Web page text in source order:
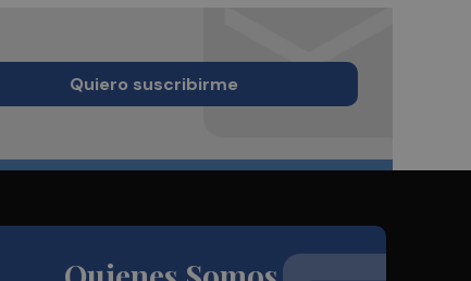
Quiero suscribirme